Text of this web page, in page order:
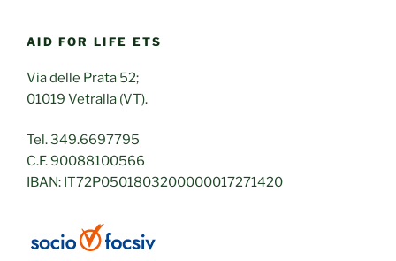
AID FOR LIFE ETS
Via delle Prata 52;
01019 Vetralla (VT).
Tel. 349.6697795
C.F. 90088100566
IBAN: IT72P0501803200000017271420